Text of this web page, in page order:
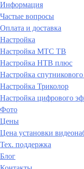
Информация
Частые вопросы
Оплата и доставка
Настройка
Настройка МТС ТВ
Настройка НТВ плюс
Настройка
Настройка Триколор
Настройка цифрового
Фото
Цены
Цена установки
Тех. поддержка
Блог